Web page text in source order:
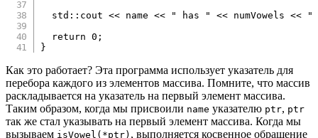
  std
:: cout << name << " has " << numVowels <<
"
return
0 ;
}
Как это работает? Эта программа использует указатель для
перебора каждого из элементов массива. Помните, что массив
раскладывается на указатель на первый элемент массива.
Таким образом, когда мы присвоили name указателю ptr, ptr
так же стал указывать на первый элемент массива. Когда мы
вызываем isVowel(*ptr) , выполняется косвенное обращение